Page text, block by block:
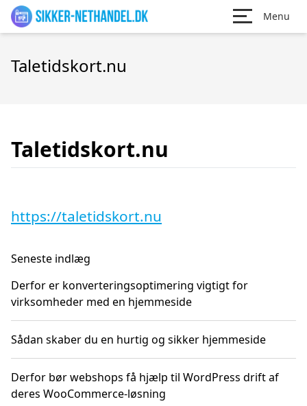
Menu
Taletidskort.nu
Taletidskort.nu
https://taletidskort.nu
Seneste indlæg
Derfor er konverteringsoptimering vigtigt for
virksomheder med en hjemmeside
Sådan skaber du en hurtig og sikker hjemmeside
Derfor bør webshops få hjælp til WordPress drift af
deres WooCommerce-løsning